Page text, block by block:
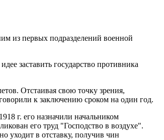
из первых подразделений военной
заставить государство противника
Отстаивая свою точку зрения,
к заключению сроком на один год.
г. его назначили начальником
его труд "Господство в воздухе".
уходит в отставку, получив чин